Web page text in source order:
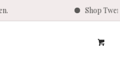
Shop Twenty Pro -